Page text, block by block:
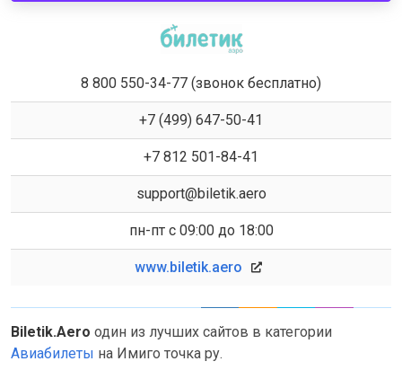
8 800 550-34-77 (звонок бесплатно)
+7 (499) 647-50-41
+7 812 501-84-41
support@biletik.aero
пн-пт с 09:00 до 18:00
www.biletik.aero
Biletik.Aero один из лучших сайтов в категории
Авиабилеты на Имиго точка ру.